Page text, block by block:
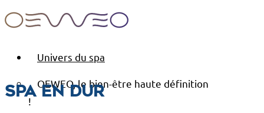
Univers du spa
OEWEO, le bien-être haute définition
!
Spa en dur